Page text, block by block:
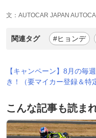
文：AUTOCAR JAPAN
関連タグ #ヒョンデ
【キャンペーン】8月の毎
き！（要マイカー登録＆特
こんな記事も読ま